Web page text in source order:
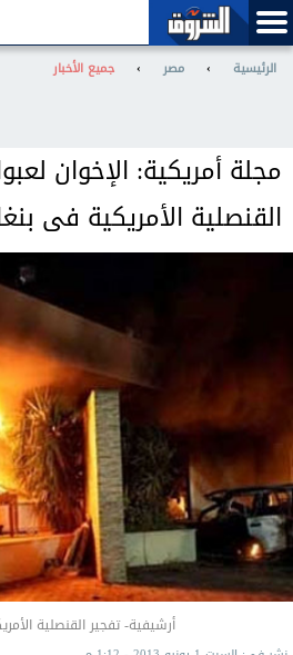
الرئيسية › مصر › جميع الأخبار
مجلة أمريكية: الإخوان
القنصلية الأمريكية فى
أرشيفية- تفجير القنصلية